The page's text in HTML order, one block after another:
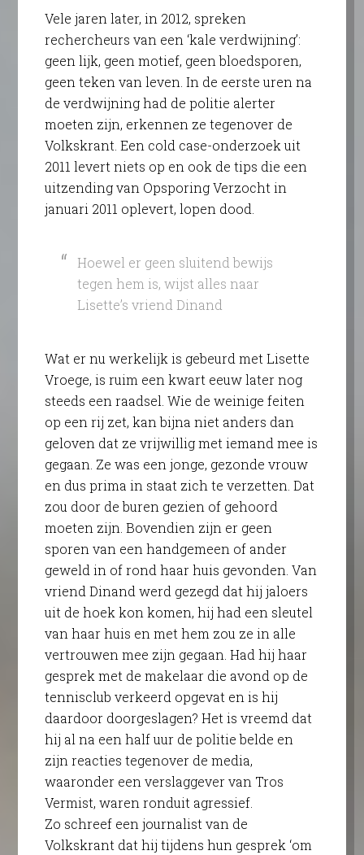
Vele jaren later, in 2012, spreken
rechercheurs van een ‘kale verdwijning’:
geen lijk, geen motief, geen bloedsporen,
geen teken van leven. In de eerste uren na
de verdwijning had de politie alerter
moeten zijn, erkennen ze tegenover de
Volkskrant. Een cold case-onderzoek uit
2011 levert niets op en ook de tips die een
uitzending van Opsporing Verzocht in
januari 2011 oplevert, lopen dood.
Hoewel er geen sluitend bewijs
tegen hem is, wijst alles naar
Lisette’s vriend Dinand
Wat er nu werkelijk is gebeurd met Lisette
Vroege, is ruim een kwart eeuw later nog
steeds een raadsel. Wie de weinige feiten
op een rij zet, kan bijna niet anders dan
geloven dat ze vrijwillig met iemand mee is
gegaan. Ze was een jonge, gezonde vrouw
en dus prima in staat zich te verzetten. Dat
zou door de buren gezien of gehoord
moeten zijn. Bovendien zijn er geen
sporen van een handgemeen of ander
geweld in of rond haar huis gevonden. Van
vriend Dinand werd gezegd dat hij jaloers
uit de hoek kon komen, hij had een sleutel
van haar huis en met hem zou ze in alle
vertrouwen mee zijn gegaan. Had hij haar
gesprek met de makelaar die avond op de
tennisclub verkeerd opgevat en is hij
daardoor doorgeslagen? Het is vreemd dat
hij al na een half uur de politie belde en
zijn reacties tegenover de media,
waaronder een verslaggever van Tros
Vermist, waren ronduit agressief.
Zo schreef een journalist van de
Volkskrant dat hij tijdens hun gesprek ‘om